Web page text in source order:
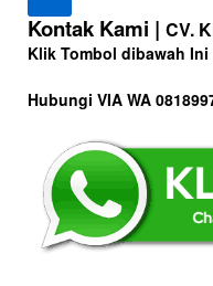
Kontak Kami | CV.
Klik Tombol dibawah Ini
Hubungi VIA WA